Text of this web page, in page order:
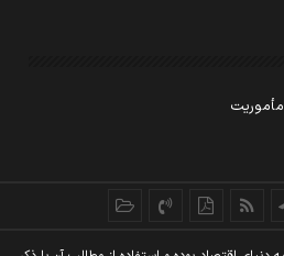
مأموریت